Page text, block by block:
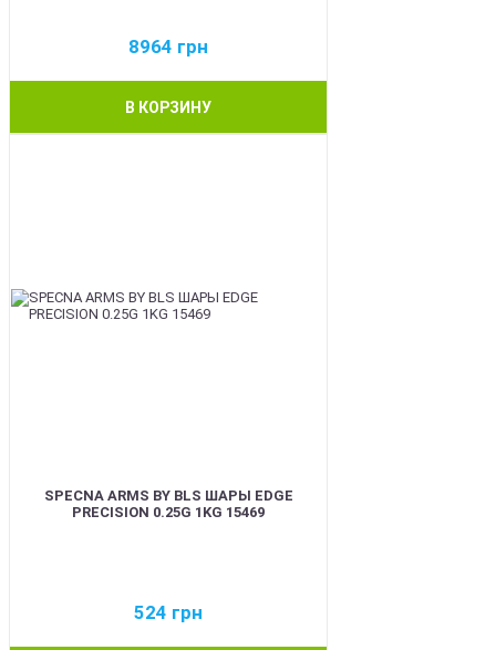
8964 грн
В КОРЗИНУ
SPECNA ARMS BY BLS ШАРЫ EDGE
PRECISION 0.25G 1KG 15469
524 грн